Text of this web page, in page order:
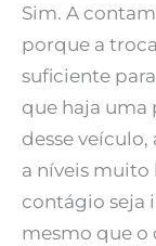
Sim. A
porque a
suficiente
que haja uma
desse veículo,
a níveis muito
contágio seja
mesmo que